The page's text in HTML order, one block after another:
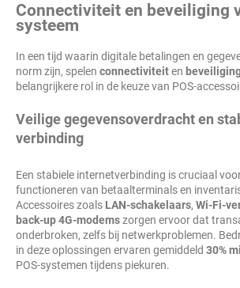
Connectiviteit en beveiliging
systeem
In een tijd waarin digitale betalingen en
norm zijn, spelen connectiviteiten
belangrijkere rol in de keuze van POS-
Veilige gegevensoverdracht en
verbinding
Een stabiele internetverbinding is cruciaal
functioneren van betaalterminals en
Accessoires zoals LAN-schakelaars, Wi-Fi-
back-up 4G-modemszorgen ervoor dat
onderbroken, zelfs bij netwerkproblemen.
in deze oplossingen ervaren gemiddeld 30%
POS-systemen tijdens piekuren.